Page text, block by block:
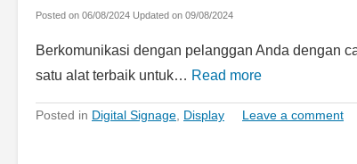
Posted on 06/08/2024 Updated on 09/08/2024
Berkomunikasi dengan pelanggan Anda dengan
satu alat terbaik untuk… Read more
Posted in Digital Signage Display Leave a comment